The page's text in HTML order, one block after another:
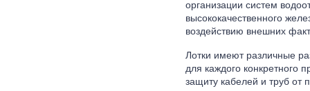
организации систем
высококачественного
воздействию внешних
Лотки имеют различные
для каждого конкретного
защиту кабелей и труб от